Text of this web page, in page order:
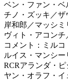
ベン・ファン・
チノ・ズッキ／
岸和郎／マッシ
ヴィト・アコン
コメント：ミル
ルイス・マンシ
RCRアランダ・
ヤン・オラフ・